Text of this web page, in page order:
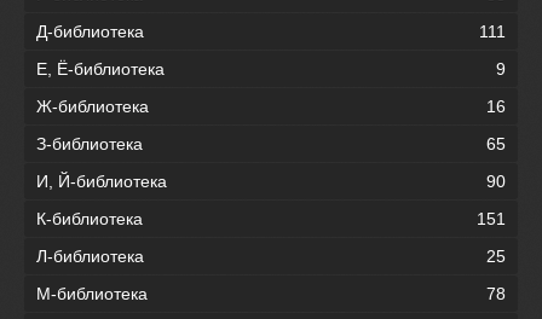
Д-библиотека
111
Е, Ё-библиотека
9
Ж-библиотека
16
З-библиотека
65
И, Й-библиотека
90
К-библиотека
151
Л-библиотека
25
М-библиотека
78